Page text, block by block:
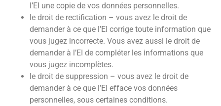
l’EI une copie de vos données personnelles.
le droit de rectification – vous avez le droit de
demander à ce que l’EI corrige toute information que
vous jugez incorrecte. Vous avez aussi le droit de
demander à l’EI de compléter les informations que
vous jugez incomplètes.
le droit de suppression – vous avez le droit de
demander à ce que l’EI efface vos données
personnelles, sous certaines conditions.